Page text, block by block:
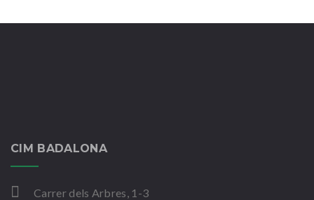
CIM BADALONA
Carrer dels Arbres, 1-3